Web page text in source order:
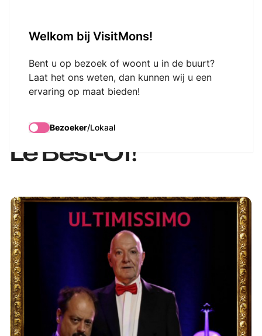
Welkom bij VisitMons!
Bent u op bezoek of woont u in de buurt?
Laat het ons weten, dan kunnen wij u een
ervaring op maat bieden!
Bezoeker/Lokaal
Ultimissimo, la
Framboise Frivole –
Le Best-Of!